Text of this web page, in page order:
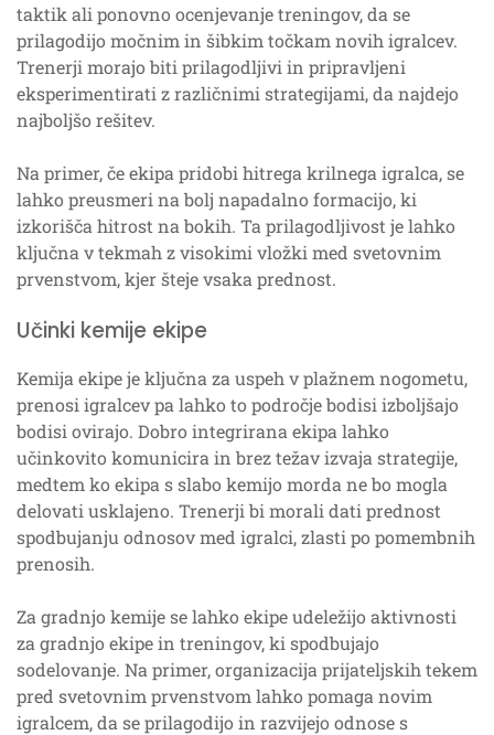
taktik ali ponovno ocenjevanje treningov, da se
prilagodijo močnim in šibkim točkam novih igralcev.
Trenerji morajo biti prilagodljivi in pripravljeni
eksperimentirati z različnimi strategijami, da najdejo
najboljšo rešitev.
Na primer, če ekipa pridobi hitrega krilnega igralca, se
lahko preusmeri na bolj napadalno formacijo, ki
izkorišča hitrost na bokih. Ta prilagodljivost je lahko
ključna v tekmah z visokimi vložki med svetovnim
prvenstvom, kjer šteje vsaka prednost.
Učinki kemije ekipe
Kemija ekipe je ključna za uspeh v plažnem nogometu,
prenosi igralcev pa lahko to področje bodisi izboljšajo
bodisi ovirajo. Dobro integrirana ekipa lahko
učinkovito komunicira in brez težav izvaja strategije,
medtem ko ekipa s slabo kemijo morda ne bo mogla
delovati usklajeno. Trenerji bi morali dati prednost
spodbujanju odnosov med igralci, zlasti po pomembnih
prenosih.
Za gradnjo kemije se lahko ekipe udeležijo aktivnosti
za gradnjo ekipe in treningov, ki spodbujajo
sodelovanje. Na primer, organizacija prijateljskih tekem
pred svetovnim prvenstvom lahko pomaga novim
igralcem, da se prilagodijo in razvijejo odnose s